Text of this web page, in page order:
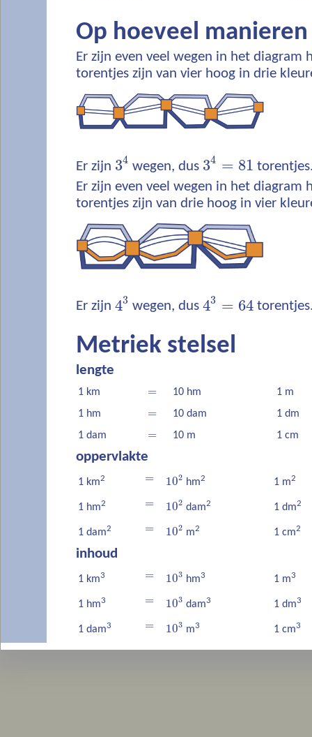
Op hoeveel manieren
Er zijn even veel wegen in het diagram
torentjes zijn van vier hoog in drie
Er zijn 34 wegen, dus 34 = 81
Er zijn even veel wegen in het diagram
torentjes zijn van drie hoog in vier
Er zijn 43 wegen, dus43 = 64
Metriek stelsel
lengte
1 km = 10 hm
1 m
1 hm
= 10 dam
1 dm
1 dam
= 10 m 1 cm
oppervlakte
1 km2 = 102 hm2 1 m2
1 hm2 = 102 dam2 1 dm2
1 dam2 = 102 m2 1 cm2
inhoud
1 km3 = 103 hm3 1 m3
1 hm3 = 103 dam3 1 dm3
1 dam3 = 103 m3 1 cm3